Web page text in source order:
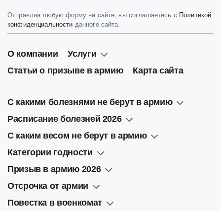
Отправляя любую форму на сайте, вы соглашаетесь с Политикой
конфиденциальности данного сайта.
О компании
Услуги
Статьи о призыве в армию
Карта сайта
С какими болезнями не берут в армию
Расписание болезней 2026
С каким весом не берут в армию
Категории годности
Призыв в армию 2026
Отсрочка от армии
Повестка в военкомат